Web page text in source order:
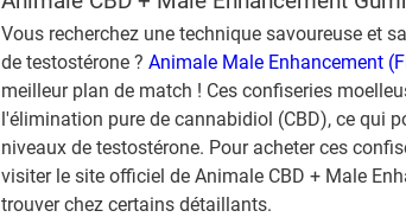
Vous recherchez une technique savoureuse et
de testostérone ? Animale Male Enhancement
meilleur plan de match ! Ces confiseries
l'élimination pure de cannabidiol (CBD), ce qui
niveaux de testostérone. Pour acheter ces
visiter le site officiel de Animale CBD + Male
trouver chez certains détaillants.